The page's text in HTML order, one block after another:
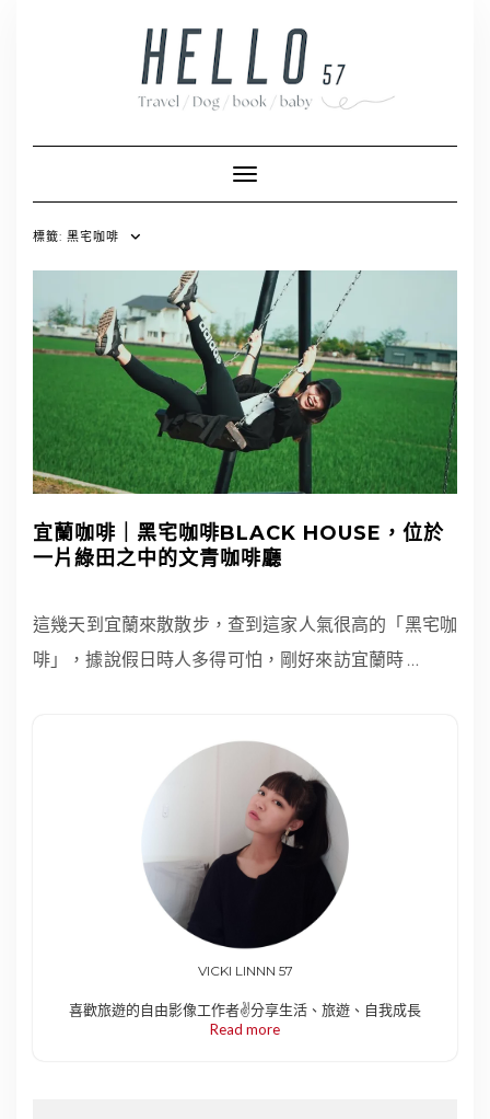
Toggle Navigation
標籤: 黑宅咖啡
宜蘭咖啡｜黑宅咖啡BLACK HOUSE，位於
一片綠田之中的文青咖啡廳
這幾天到宜蘭來散散步，查到這家人氣很高的「黑宅咖
啡」，據說假日時人多得可怕，剛好來訪宜蘭時
VICKI LINNN 57
喜歡旅遊的自由影像工作者✌️分享生活、旅遊、自我成長
Read more